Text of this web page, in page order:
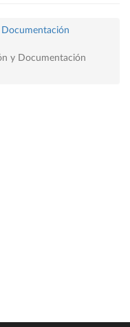
y Documentación